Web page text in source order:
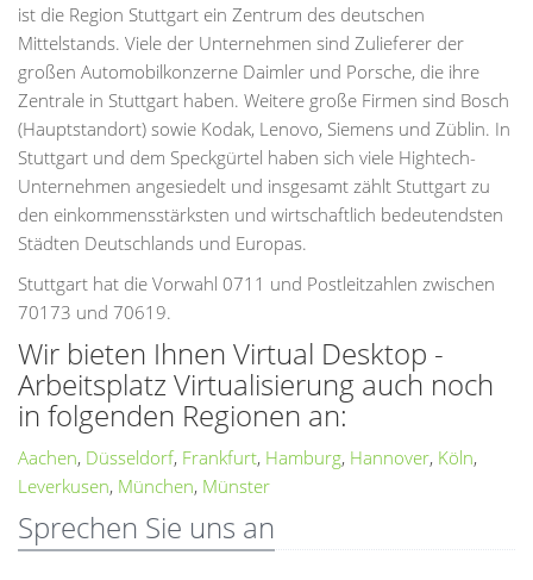
ist die Region Stuttgart ein Zentrum des deutschen
Mittelstands. Viele der Unternehmen sind Zulieferer der
großen Automobilkonzerne Daimler und Porsche, die ihre
Zentrale in Stuttgart haben. Weitere große Firmen sind Bosch
(Hauptstandort) sowie Kodak, Lenovo, Siemens und Züblin. In
Stuttgart und dem Speckgürtel haben sich viele Hightech-
Unternehmen angesiedelt und insgesamt zählt Stuttgart zu
den einkommensstärksten und wirtschaftlich bedeutendsten
Städten Deutschlands und Europas.
Stuttgart hat die Vorwahl 0711 und Postleitzahlen zwischen
70173 und 70619.
Wir bieten Ihnen Virtual Desktop -
Arbeitsplatz Virtualisierung auch noch
in folgenden Regionen an:
Aachen, Düsseldorf, Frankfurt, Hamburg, Hannover, Köln,
Leverkusen, München, Münster
Sprechen Sie uns an